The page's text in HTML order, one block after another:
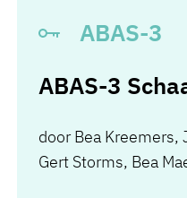
ABAS-3
ABAS-3
doorBea Kreemers,
Gert Storms, Bea